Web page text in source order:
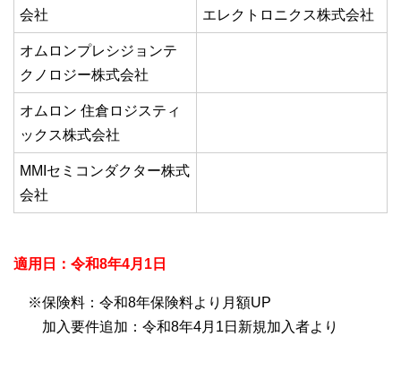
会社
エレクトロニクス株式会社
オムロンプレシジョンテ
クノロジー株式会社
オムロン 住倉ロジスティ
ックス株式会社
MMIセミコンダクター株式
会社
適用日：令和8年4月1日
※保険料：令和8年保険料より月額UP
加入要件追加：令和8年4月1日新規加入者より